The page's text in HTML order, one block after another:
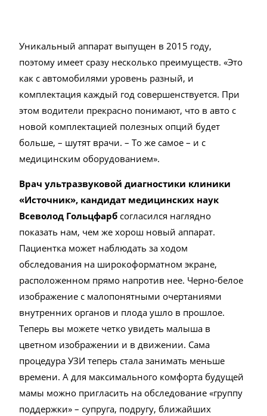
Уникальный аппарат выпущен в 2015 году,
поэтому имеет сразу несколько преимуществ. «Это
как с автомобилями уровень разный, и
комплектация каждый год совершенствуется. При
этом водители прекрасно понимают, что в авто с
новой комплектацией полезных опций будет
больше, – шутят врачи. – То же самое – и с
медицинским оборудованием».
Врач ультразвуковой диагностики клиники
«Источник», кандидат медицинских наук
Всеволод Гольцфарб согласился наглядно
показать нам, чем же хорош новый аппарат.
Пациентка может наблюдать за ходом
обследования на широкоформатном экране,
расположенном прямо напротив нее. Черно-белое
изображение с малопонятными очертаниями
внутренних органов и плода ушло в прошлое.
Теперь вы можете четко увидеть малыша в
цветном изображении и в движении. Сама
процедура УЗИ теперь стала занимать меньше
времени. А для максимального комфорта будущей
мамы можно пригласить на обследование «группу
поддержки» – супруга, подругу, ближайших